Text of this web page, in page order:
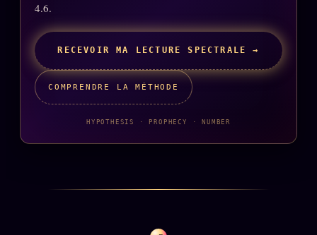
4.6.
RECEVOIR MA LECTURE SPECTRALE →
COMPRENDRE LA MÉTHODE
HYPOTHESIS · PROPHECY · NUMBER